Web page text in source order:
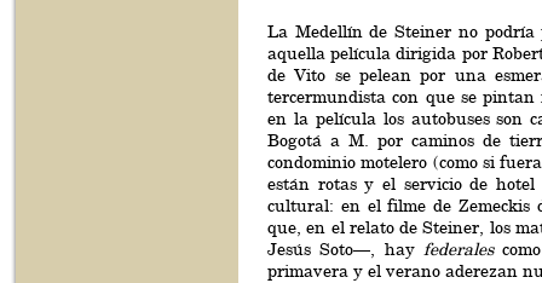
La Medellín de Steiner no podría
aquella película dirigida por
de Vito se pelean por una
tercermundista con que se pintan
en la película los autobuses son
Bogotá a M. por caminos de
condominio motelero (como si
están rotas y el servicio de
cultural: en el filme de
que, en el relato de Steiner, los
Jesús Soto—, hay federales
primavera y el verano aderezan